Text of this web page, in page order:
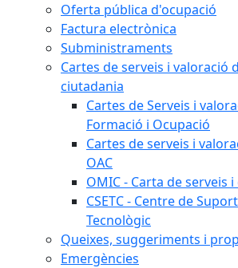
Oferta pública d'ocupació
Factura electrònica
Subministraments
Cartes de serveis i valoració
ciutadania
Cartes de Serveis i
Formació i Ocupació
Cartes de serveis i
OAC
OMIC - Carta de serveis
CSETC - Centre de
Tecnològic
Queixes, suggeriments i
Emergències